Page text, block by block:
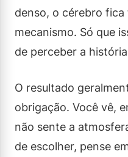
denso, o cérebro
mecanismo. Só que
de perceber a
O resultado
obrigação. Você vê,
não sente a
de escolher, pense